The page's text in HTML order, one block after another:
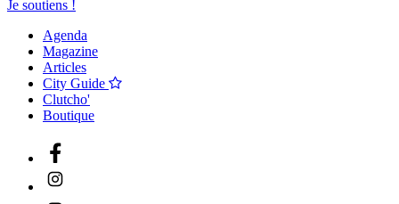
Je soutiens !
Agenda
Magazine
Articles
City Guide
Clutcho'
Boutique